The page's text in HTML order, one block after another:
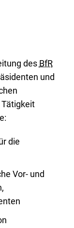
des BfR
und
die
Vor- und